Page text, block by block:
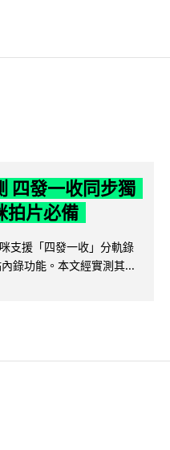
四發一收同步獨
拍片必備
支援「四發一收」分軌錄
錄功能。本文經實測其...